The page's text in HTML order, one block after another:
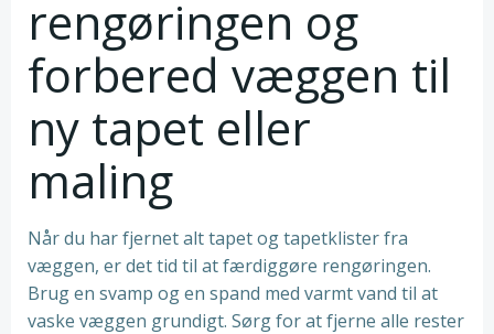
rengøringen og
forbered væggen til
ny tapet eller
maling
Når du har fjernet alt tapet og tapetklister fra
væggen, er det tid til at færdiggøre rengøringen.
Brug en svamp og en spand med varmt vand til at
vaske væggen grundigt. Sørg for at fjerne alle rester